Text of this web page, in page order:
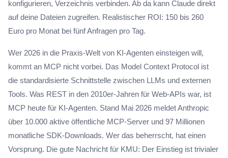
konfigurieren, Verzeichnis verbinden. Ab da kann Claude direkt
auf deine Dateien zugreifen. Realistischer ROI: 150 bis 260
Euro pro Monat bei fünf Anfragen pro Tag.
Wer 2026 in die Praxis-Welt von KI-Agenten einsteigen will,
kommt an MCP nicht vorbei. Das Model Context Protocol ist
die standardisierte Schnittstelle zwischen LLMs und externen
Tools. Was REST in den 2010er-Jahren für Web-APIs war, ist
MCP heute für KI-Agenten. Stand Mai 2026 meldet Anthropic
über 10.000 aktive öffentliche MCP-Server und 97 Millionen
monatliche SDK-Downloads. Wer das beherrscht, hat einen
Vorsprung. Die gute Nachricht für KMU: Der Einstieg ist trivialer